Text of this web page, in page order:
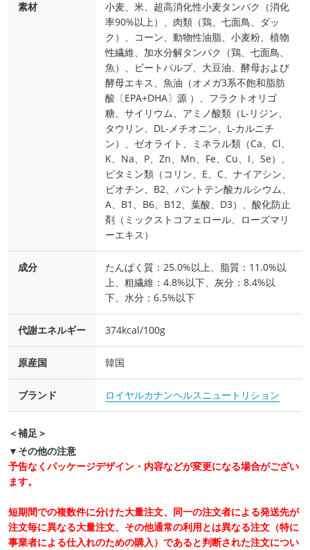
素材
小麦、米、超高消化性小麦タンパク（消化
率90%以上）、肉類（鶏、七面鳥、ダッ
ク）、コーン、動物性油脂、小麦粉、植物
性繊維、加水分解タンパク（鶏、七面鳥、
魚）、ビートパルプ、大豆油、酵母および
酵母エキス、魚油（オメガ3系不飽和脂肪
酸〔EPA+DHA〕源 ）、フラクトオリゴ
糖、サイリウム、アミノ酸類（L-リジン、
タウリン、DL-メチオニン、L-カルニチ
ン）、ゼオライト、ミネラル類（Ca、Cl、
K、Na、P、Zn、Mn、Fe、Cu、I、Se）、
ビタミン類（コリン、E、C、ナイアシン、
ビオチン、B2、パントテン酸カルシウム、
A、B1、B6、B12、葉酸、D3）、酸化防止
剤（ミックストコフェロール、ローズマリ
ーエキス）
成分
たんぱく質：25.0%以上、脂質：11.0%以
上、粗繊維：4.8%以下、灰分：8.4%以
下、水分：6.5%以下
代謝エネルギー 374kcal/100g
原産国 韓国
ブランド ロイヤルカナンヘルスニュートリション
＜補足＞
▼その他の注意
予告なくパッケージデザイン・内容などが変更になる場合がござい
ます。
短期間での複数件に分けた大量注文、同一の注文者による発送先が
注文毎に異なる大量注文、その他通常の利用とは異なる注文（特に
事業者による仕入れのための購入）であると判断された注文につい